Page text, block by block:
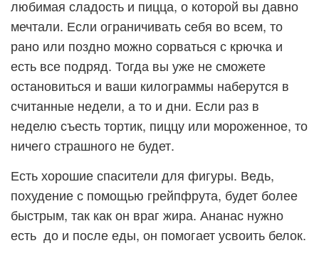
любимая сладость и пицца, о которой вы давно
мечтали. Если ограничивать себя во всем, то
рано или поздно можно сорваться с крючка и
есть все подряд. Тогда вы уже не сможете
остановиться и ваши килограммы наберутся в
считанные недели, а то и дни. Если раз в
неделю съесть тортик, пиццу или мороженное, то
ничего страшного не будет.
Есть хорошие спасители для фигуры. Ведь,
похудение с помощью грейпфрута, будет более
быстрым, так как он враг жира. Ананас нужно
есть до и после еды, он помогает усвоить белок.